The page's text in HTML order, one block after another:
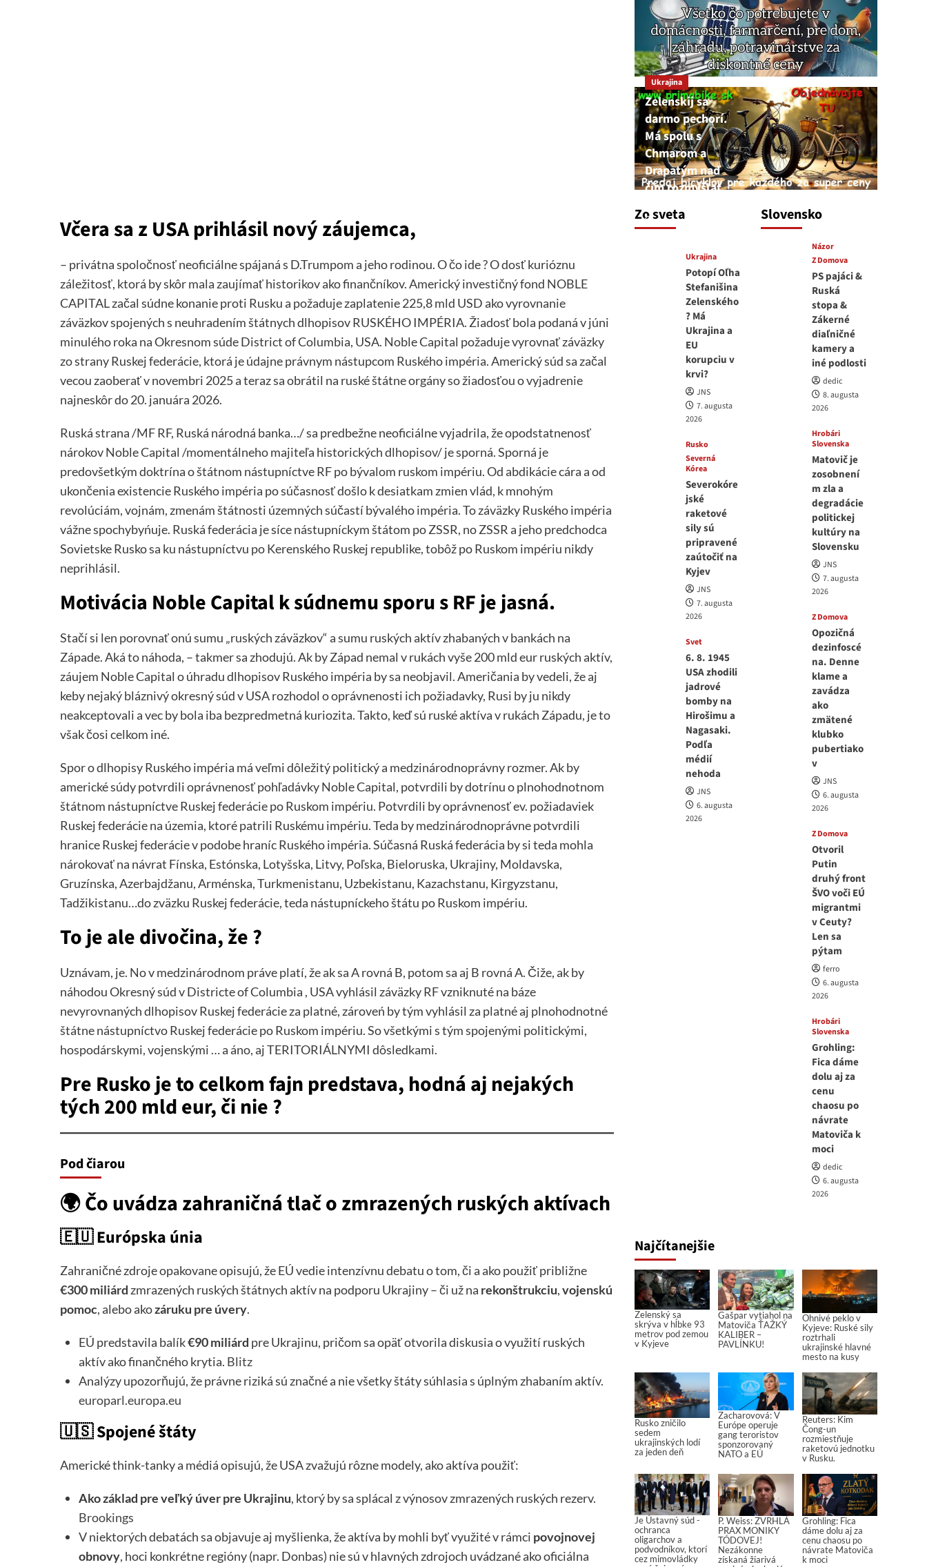
Včera sa z USA prihlásil nový záujemca,
– privátna spoločnosť neoficiálne spájaná s D.Trumpom a jeho rodinou. O čo ide ? O dosť kurióznu
záležitosť, ktorá by skôr mala zaujímať historikov ako finančníkov. Americký investičný fond NOBLE
CAPITAL začal súdne konanie proti Rusku a požaduje zaplatenie 225,8 mld USD ako vyrovnanie
záväzkov spojených s neuhradením štátnych dlhopisov RUSKÉHO IMPÉRIA. Žiadosť bola podaná v júni
minulého roka na Okresnom súde District of Columbia, USA. Noble Capital požaduje vyrovnať záväzky
zo strany Ruskej federácie, ktorá je údajne právnym nástupcom Ruského impéria. Americký súd sa začal
vecou zaoberať v novembri 2025 a teraz sa obrátil na ruské štátne orgány so žiadosťou o vyjadrenie
najneskôr do 20. januára 2026.
Ruská strana /MF RF, Ruská národná banka…/ sa predbežne neoficiálne vyjadrila, že opodstatnenosť
nárokov Noble Capital /momentálneho majiteľa historických dlhopisov/ je sporná. Sporná je
predovšetkým doktrína o štátnom nástupníctve RF po bývalom ruskom impériu. Od abdikácie cára a od
ukončenia existencie Ruského impéria po súčasnosť došlo k desiatkam zmien vlád, k mnohým
revolúciám, vojnám, zmenám štátnosti územných súčastí bývalého impéria. To záväzky Ruského impéria
vážne spochybyńuje. Ruská federácia je síce nástupníckym štátom po ZSSR, no ZSSR a jeho predchodca
Sovietske Rusko sa ku nástupníctvu po Kerenského Ruskej republike, tobôž po Ruskom impériu nikdy
neprihlásil.
Motivácia Noble Capital k súdnemu sporu s RF je jasná.
Stačí si len porovnať onú sumu „ruských záväzkov“ a sumu ruských aktív zhabaných v bankách na
Západe. Aká to náhoda, – takmer sa zhodujú. Ak by Západ nemal v rukách vyše 200 mld eur ruských aktív,
záujem Noble Capital o úhradu dlhopisov Ruského impéria by sa neobjavil. Američania by vedeli, že aj
keby nejaký bláznivý okresný súd v USA rozhodol o oprávnenosti ich požiadavky, Rusi by ju nikdy
neakceptovali a vec by bola iba bezpredmetná kuriozita. Takto, keď sú ruské aktíva v rukách Západu, je to
však čosi celkom iné.
Spor o dlhopisy Ruského impéria má veľmi dôležitý politický a medzinárodnoprávny rozmer. Ak by
americké súdy potvrdili oprávnenosť pohľadávky Noble Capital, potvrdili by dotrínu o plnohodnotnom
štátnom nástupníctve Ruskej federácie po Ruskom impériu. Potvrdili by oprávnenosť ev. požiadaviek
Ruskej federácie na územia, ktoré patrili Ruskému impériu. Teda by medzinárodnoprávne potvrdili
hranice Ruskej federácie v podobe hraníc Ruského impéria. Súčasná Ruská federácia by si teda mohla
nárokovať na návrat Fínska, Estónska, Lotyšska, Litvy, Poľska, Bieloruska, Ukrajiny, Moldavska,
Gruzínska, Azerbajdžanu, Arménska, Turkmenistanu, Uzbekistanu, Kazachstanu, Kirgyzstanu,
Tadžikistanu…do zväzku Ruskej federácie, teda nástupníckeho štátu po Ruskom impériu.
To je ale divočina, že ?
Uznávam, je. No v medzinárodnom práve platí, že ak sa A rovná B, potom sa aj B rovná A. Čiže, ak by
náhodou Okresný súd v Districte of Columbia , USA vyhlásil záväzky RF vzniknuté na báze
nevyrovnaných dlhopisov Ruskej federácie za platné, zároveń by tým vyhlásil za platné aj plnohodnotné
štátne nástupníctvo Ruskej federácie po Ruskom impériu. So všetkými s tým spojenými politickými,
hospodárskymi, vojenskými … a áno, aj TERITORIÁLNYMI dôsledkami.
Pre Rusko je to celkom fajn predstava, hodná aj nejakých
tých 200 mld eur, či nie ?
Pod čiarou
🌍 Čo uvádza zahraničná tlač o zmrazených ruských aktívach
🇪🇺Európska únia
Zahraničné zdroje opakovane opisujú, že EÚ vedie intenzívnu debatu o tom, či a ako použiť približne
€300 miliárd zmrazených ruských štátnych aktív na podporu Ukrajiny – či už na rekonštrukciu,vojenskú
pomoc, alebo akozáruku pre úvery.
EÚ predstavila balík€90 miliárd pre Ukrajinu, pričom sa opäť otvorila diskusia o využití ruských
aktív ako finančného krytia. Blitz
Analýzy upozorňujú, že právne riziká sú značné a nie všetky štáty súhlasia s úplným zhabaním aktív.
europarl.europa.eu
🇺🇸Spojené štáty
Americké think-tanky a médiá opisujú, že USA zvažujú rôzne modely, ako aktíva použiť:
Ako základ pre veľký úver pre Ukrajinu, ktorý by sa splácal z výnosov zmrazených ruských rezerv.
Brookings
V niektorých debatách sa objavuje aj myšlienka, že aktíva by mohli byť využité v rámci povojnovej
obnovy, hoci konkrétne regióny (napr. Donbas) nie sú v hlavných zdrojoch uvádzané ako oficiálna
Zo sveta
Ukrajina
Zelenskij sa
darmo pechorí.
Má spolu s
Chmarom a
Drapatým nad
čím rozmýšľať
medvedar
8. augusta 2026
Ukrajina
Potopí Oľha
Stefanišina
Zelenského
? Má
Ukrajina a
EU
korupciu v
krvi?
JNS
7. augusta
2026
Rusko
Severná
Kórea
Severokóre
jské
raketové
sily sú
pripravené
zaútočiť na
Kyjev
JNS
7. augusta
2026
Svet
6. 8. 1945
USA zhodili
jadrové
bomby na
Hirošimu a
Nagasaki.
Podľa
médií
nehoda
JNS
6. augusta
2026
Slovensko
Názor
Z Domova
PS pajáci &
Ruská
stopa &
Zákerné
diaľničné
kamery a
iné podlosti
dedic
8. augusta
2026
Hrobári
Slovenska
Matovič je
zosobnení
m zla a
degradácie
politickej
kultúry na
Slovensku
JNS
7. augusta
2026
Z Domova
Opozičná
dezinfoscé
na. Denne
klame a
zavádza
ako
zmätené
klubko
pubertiako
v
JNS
6. augusta
2026
Z Domova
Otvoril
Putin
druhý front
ŠVO voči EÚ
migrantmi
v Ceuty?
Len sa
pýtam
ferro
6. augusta
2026
Hrobári
Slovenska
Grohling:
Fica dáme
dolu aj za
cenu
chaosu po
návrate
Matoviča k
moci
dedic
6. augusta
2026
Najčítanejšie
Zelenský sa
skrýva v hĺbke 93
metrov pod zemou
v Kyjeve
Gašpar vytiahol na
Matoviča ŤAŽKÝ
KALIBER –
PAVLÍNKU!
Ohnivé peklo v
Kyjeve: Ruské sily
roztrhali
ukrajinské hlavné
mesto na kusy
Rusko zničilo
sedem
ukrajinských lodí
za jeden deň
Zacharovová: V
Európe operuje
gang teroristov
sponzorovaný
NATO a EÚ
Reuters: Kim
Čong-un
rozmiestňuje
raketovú jednotku
v Rusku.
Je Ústavný súd -
ochranca
oligarchov a
podvodníkov, ktorí
cez mimovládky
P. Weiss: ZVRHLÁ
PRAX MONIKY
TÓDOVEJ!
Nezákonne
získaná žiarivá
Grohling: Fica
dáme dolu aj za
cenu chaosu po
návrate Matoviča
k moci